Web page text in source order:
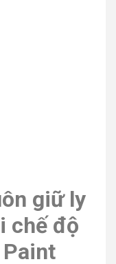
giữ ly
chế độ